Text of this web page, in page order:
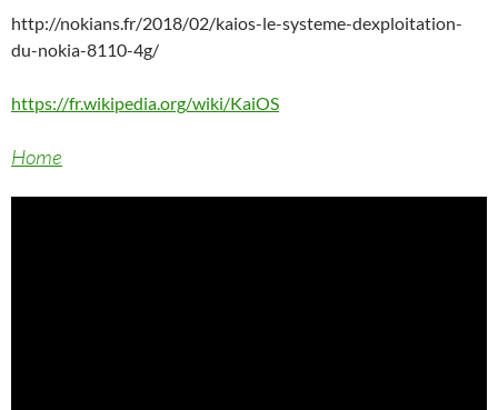
http://nokians.fr/2018/02/kaios-le-systeme-dexploitation-
du-nokia-8110-4g/
https://fr.wikipedia.org/wiki/KaiOS
Home